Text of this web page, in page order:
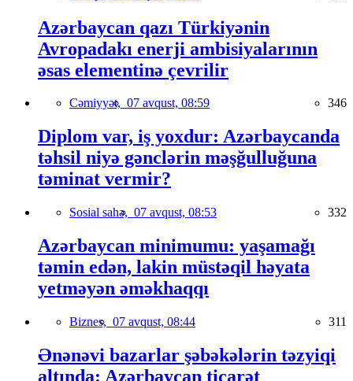
Azərbaycan qazı Türkiyənin
Avropadakı enerji ambisiyalarının
əsas elementinə çevrilir
Cəmiyyət, 07 avqust, 08:59 346
Diplom var, iş yoxdur: Azərbaycanda
təhsil niyə gənclərin məşğulluğuna
təminat vermir?
Sosial sahə, 07 avqust, 08:53 332
Azərbaycan minimumu: yaşamağı
təmin edən, lakin müstəqil həyata
yetməyən əməkhaqqı
Biznes, 07 avqust, 08:44 311
Ənənəvi bazarlar şəbəkələrin təzyiqi
altında: Azərbaycan ticarət